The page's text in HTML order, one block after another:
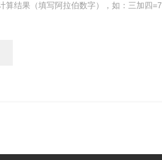
算结果（填写阿拉伯数字），如：三加四=7